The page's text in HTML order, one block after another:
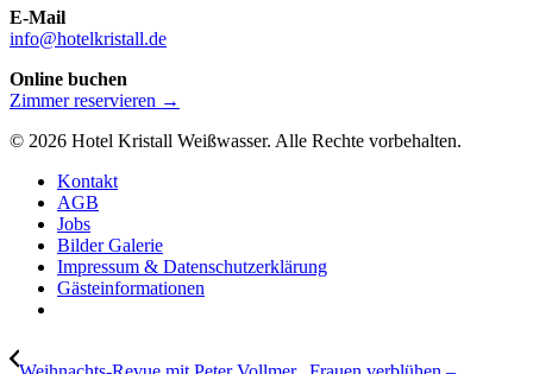
E-Mail
info@hotelkristall.de
Online buchen
Zimmer reservieren →
© 2026 Hotel Kristall Weißwasser. Alle Rechte vorbehalten.
Kontakt
AGB
Jobs
Bilder Galerie
Impressum & Datenschutzerklärung
Gästeinformationen